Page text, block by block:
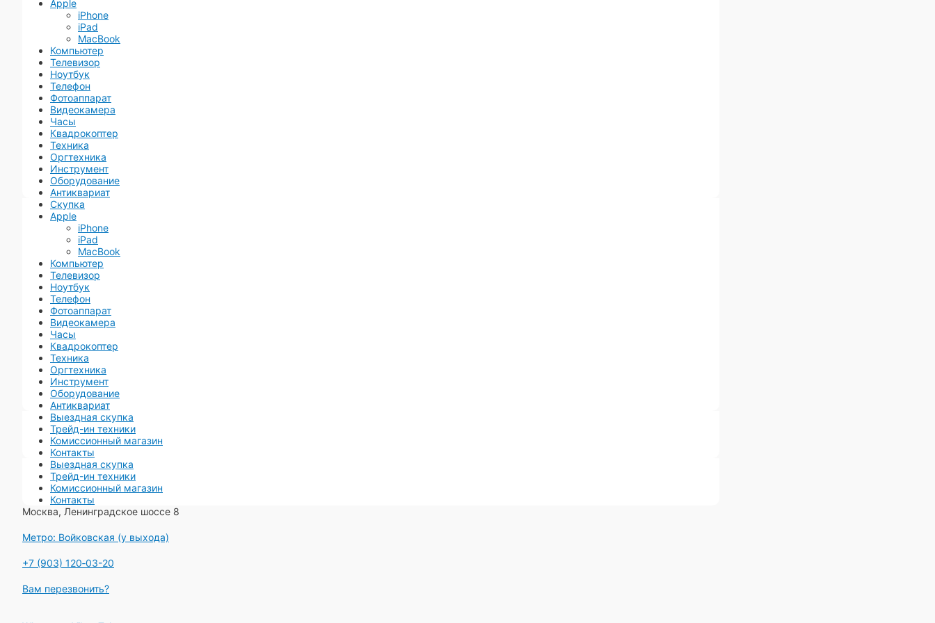
Apple
iPhone
iPad
MacBook
Компьютер
Телевизор
Ноутбук
Телефон
Фотоаппарат
Видеокамера
Часы
Квадрокоптер
Техника
Оргтехника
Инструмент
Оборудование
Антиквариат
Скупка
Apple
iPhone
iPad
MacBook
Компьютер
Телевизор
Ноутбук
Телефон
Фотоаппарат
Видеокамера
Часы
Квадрокоптер
Техника
Оргтехника
Инструмент
Оборудование
Антиквариат
Выездная скупка
Трейд-ин техники
Комиссионный магазин
Контакты
Выездная скупка
Трейд-ин техники
Комиссионный магазин
Контакты
Москва, Ленинградское шоссе 8
Метро: Войковская (у выхода)
+7 (903) 120‑03-20
Вам перезвонить?